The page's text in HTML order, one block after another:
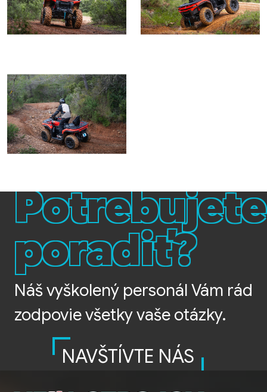
Potrebujete
poradiť?
Náš vyškolený personál Vám rád
zodpovie všetky vaše otázky.
NAVŠTÍVTE NÁS